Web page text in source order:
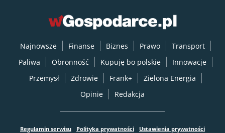
Najnowsze Finanse Biznes Prawo
Transport
Paliwa
Obronność Kupuję bo polskie
Innowacje
Przemysł
Zdrowie Frank+
Zielona Energia
Opinie
Redakcja
Regulamin serwisu Polityka prywatności Ustawienia prywatności